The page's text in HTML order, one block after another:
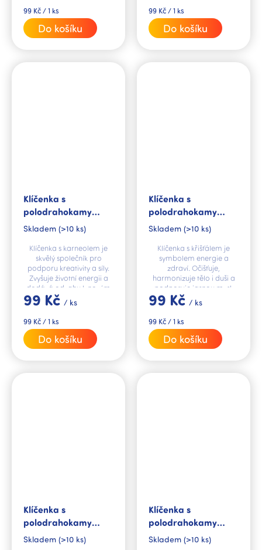
Měrná
cena:
99 Kč / 1 ks
Do košíku
Měrná
cena:
99 Kč / 1 ks
Do košíku
Klíčenka s
polodrahokamy
Karneol
Skladem (>10 ks)
99 Kč / ks
Měrná
cena:
99 Kč / 1 ks
Do košíku
Klíčenka s karneolem je
skvělý společník pro
podporu kreativity a síly.
Zvyšuje životní energii a
dodává odvahu k novým
výzvám.
Klíčenka s
polodrahokamy
Křišťál
Skladem (>10 ks)
99 Kč / ks
Měrná
cena:
99 Kč / 1 ks
Do košíku
Klíčenka s křišťálem je
symbolem energie a
zdraví. Očišťuje,
harmonizuje tělo i duši a
podporuje jasnou mysl.
Klíčenka s
polodrahokamy
Magnezit
Skladem (>10 ks)
Klíčenka s
polodrahokamy
Obsidián černý
Skladem (>10 ks)